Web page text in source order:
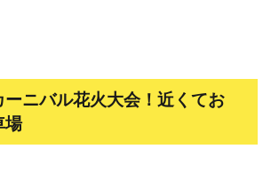
ニバル花火大会！近くてお
場